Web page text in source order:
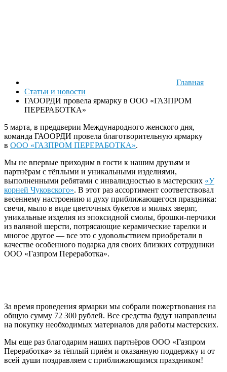
Главная
Статьи и новости
ГАООРДИ провела ярмарку в ООО «ГАЗПРОМ
ПЕРЕРАБОТКА»
5 марта, в преддверии Международного женского дня,
команда ГАООРДИ провела благотворительную ярмарку
в ООО «ГАЗПРОМ ПЕРЕРАБОТКА».
Мы не впервые приходим в гости к нашим друзьям и
партнёрам с тёплыми и уникальными изделиями,
выполненными ребятами с инвалидностью в мастерских «У
корней Чуковского». В этот раз ассортимент соответствовал
весеннему настроению и духу приближающегося праздника:
свечи, мыло в виде цветочных букетов и милых зверят,
уникальные изделия из эпоксидной смолы, брошки-перчики
из валяной шерсти, потрясающие керамические тарелки и
многое другое — все это с удовольствием приобретали в
качестве особенного подарка для своих близких сотрудники
ООО «Газпром Переработка».
За время проведения ярмарки мы собрали пожертвования на
общую сумму 72 300 рублей. Все средства будут направлены
на покупку необходимых материалов для работы мастерских.
Мы еще раз благодарим наших партнёров ООО «Газпром
Переработка» за тёплый приём и оказанную поддержку и от
всей души поздравляем с приближающимся праздником!